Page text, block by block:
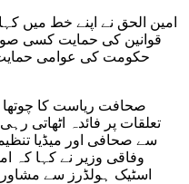
امین الحق نے اپنے خط میں
قوانین کی حمایت کسی
حکومت کی عوامی حمایت
صحافت ریاست کا
تعلقات پر فائدہ اٹھاتی
سے صحافی اور میڈیا
وفاقی وزیر نے کہا کہ
اسٹیک ہولڈرز سے